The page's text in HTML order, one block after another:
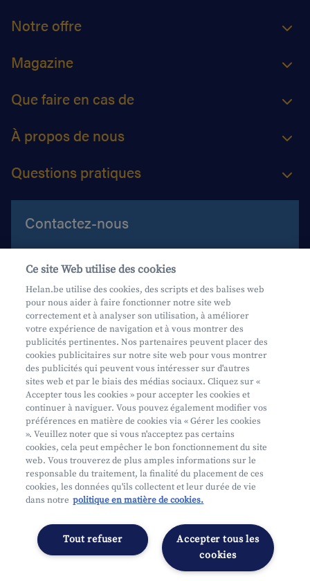
Notre offre
Magazine
Que faire en cas de
À propos de nous
Questions pratiques
Contactez-nous
Aide et contact
Prenez rendez-vous
Où nous trouver
Phishing
Mifid
Privacy
Info juridique
Soumis au contrôle de l'OCM
Déclaration d'accessibilité
Gérer les préférences
Ce site Web utilise des cookies
Helan.be utilise des cookies, des scripts et des balises web
pour nous aider à faire fonctionner notre site web
correctement et à analyser son utilisation, à améliorer
votre expérience de navigation et à vous montrer des
publicités pertinentes. Nos partenaires peuvent placer des
cookies publicitaires sur notre site web pour vous montrer
des publicités qui peuvent vous intéresser sur d'autres
sites web et par le biais des médias sociaux. Cliquez sur «
Accepter tous les cookies » pour accepter les cookies et
continuer à naviguer. Vous pouvez également modifier vos
préférences en matière de cookies via « Gérer les cookies
». Veuillez noter que si vous n'acceptez pas certains
cookies, cela peut empêcher le bon fonctionnement du site
web. Vous trouverez de plus amples informations sur le
responsable du traitement, la finalité du placement de ces
cookies, les données qu'ils collectent et leur durée de vie
dans notre politique en matière de cookies.
Accepter tous les
cookies
Tout refuser